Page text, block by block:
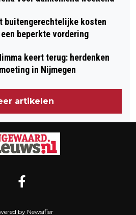
buitengerechtelijke kosten
beperkte vordering
keert terug: herdenken
in Nijmegen
artikelen
by Newsifier